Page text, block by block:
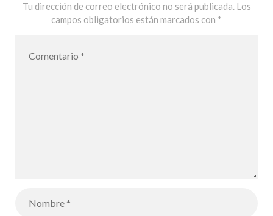
Tu dirección de correo electrónico no será publicada. Los
campos obligatorios están marcados con *